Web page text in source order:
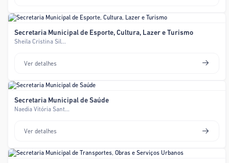
Secretaria Municipal de Esporte, Cultura, Lazer e Turismo
Sheila Cristina Sil...
Ver detalhes
Secretaria Municipal de Saúde
Naedia Vitória Sant...
Ver detalhes